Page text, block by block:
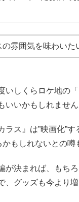
雰囲気を味わいた
いしくらロケ地の
いいかもしれません
ラス』は”映画化”
かもしれないとの噂
が決まれば、もち
、グッズも今より